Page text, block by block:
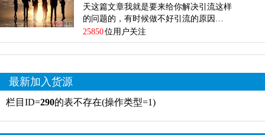
天这篇文章我就是要来给你解决引流这样
的问题的，有时候做不好引流的原因…
25850位用户关注
最新加入货源
栏目ID=290的表不存在(操作类型=1)